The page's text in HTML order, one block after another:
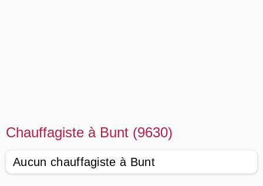
Chauffagiste à Bunt (9630)
Aucun chauffagiste à Bunt